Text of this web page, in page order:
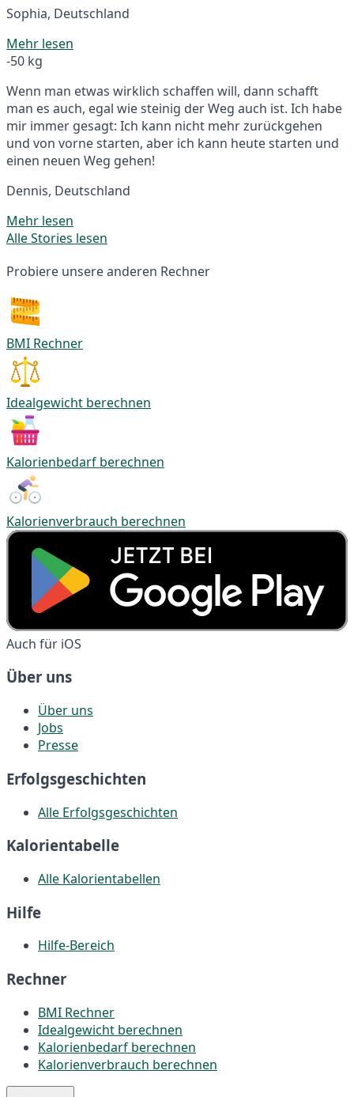
Sophia, Deutschland
Mehr lesen
-50 kg
Wenn man etwas wirklich schaffen will, dann schafft
man es auch, egal wie steinig der Weg auch ist. Ich habe
mir immer gesagt: Ich kann nicht mehr zurückgehen
und von vorne starten, aber ich kann heute starten und
einen neuen Weg gehen!
Dennis, Deutschland
Mehr lesen
Alle Stories lesen
Probiere unsere anderen Rechner
BMI Rechner
Idealgewicht berechnen
Kalorienbedarf berechnen
Kalorienverbrauch berechnen
Auch für iOS
Über uns
Über uns
Jobs
Presse
Erfolgsgeschichten
Alle Erfolgsgeschichten
Kalorientabelle
Alle Kalorientabellen
Hilfe
Hilfe-Bereich
Rechner
BMI Rechner
Idealgewicht berechnen
Kalorienbedarf berechnen
Kalorienverbrauch berechnen